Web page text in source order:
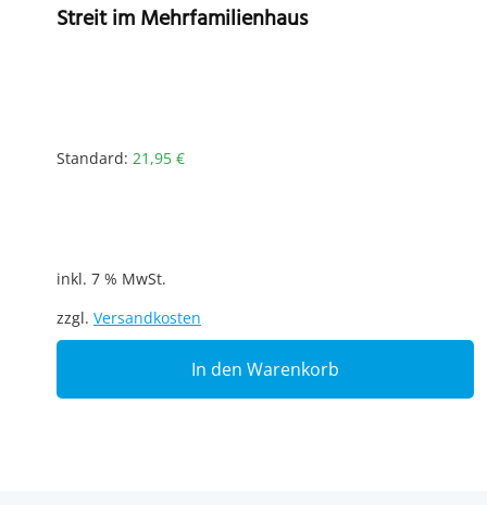
Streit im Mehrfamilienhaus
Standard: 21,95 €
inkl. 7 % MwSt.
zzgl. Versandkosten
In den Warenkorb